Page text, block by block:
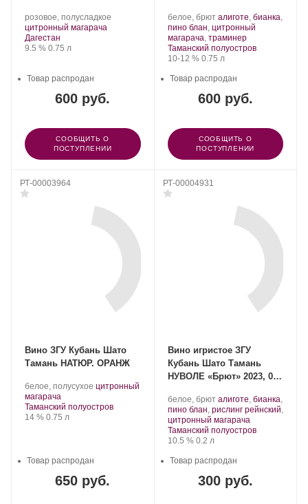
Производитель:
Дербент
Вино.
розовое, полусладкое
цитронный магарача
Регион:
Дагестан
Крепость
9.5 %. Объем
0.75 л
600 руб.
Товар распродан
СООБЩИТЬ О
ПОСТУПЛЕНИИ
Производитель:
Шато
Тамань.
белое, брют .
Сорт
винограда:
алиготе, бианка,
пино блан, цитронный
магарача, траминер.
Регион:
Таманский полуостров
Крепость
10-12 %. Объем
0.75 л
600 руб.
Товар распродан
СООБЩИТЬ О
ПОСТУПЛЕНИИ
РТ-00003964
Вино ЗГУ Кубань Шато
Тамань НАТЮР. ОРАНЖ
Производитель:
Шато
Тамань.
белое, полусухое .
винограда:
цитронный
магарача
Регион:
Таманский полуостров
Крепость
14 %. Объем
0.75 л
650 руб.
Товар распродан
РТ-00004931
Вино игристое ЗГУ
Кубань Шато Тамань
НУВОЛЕ «Брют» 2023, 0.2
Производитель:
Шато
Тамань.
белое, брют .
Сорт
винограда:
алиготе, бианка,
пино блан, рислинг рейнский,
цитронный магарача.
Регион:
Таманский полуостров
Крепость
10.5 %. Объем
0.2 л
300 руб.
Товар распродан